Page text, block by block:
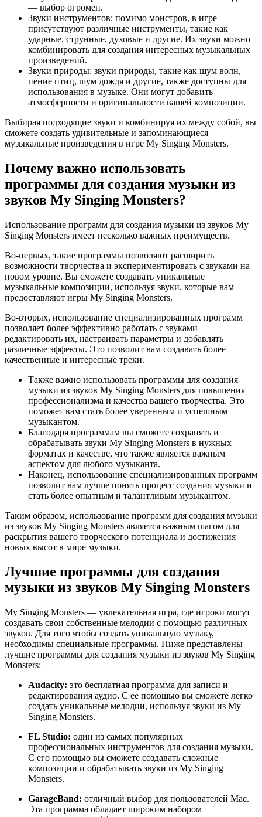
— выбор огромен.
Звуки инструментов: помимо монстров, в игре
присутствуют различные инструменты, такие как
ударные, струнные, духовые и другие. Их звуки можно
комбинировать для создания интересных музыкальных
произведений.
Звуки природы: звуки природы, такие как шум волн,
пение птиц, шум дождя и другие, также доступны для
использования в музыке. Они могут добавить
атмосферности и оригинальности вашей композиции.
Выбирая подходящие звуки и комбинируя их между собой, вы
сможете создать удивительные и запоминающиеся
музыкальные произведения в игре My Singing Monsters.
Почему важно использовать
программы для создания музыки из
звуков My Singing Monsters?
Использование программ для создания музыки из звуков My
Singing Monsters имеет несколько важных преимуществ.
Во-первых, такие программы позволяют расширить
возможности творчества и экспериментировать с звуками на
новом уровне. Вы сможете создавать уникальные
музыкальные композиции, используя звуки, которые вам
предоставляют игры My Singing Monsters.
Во-вторых, использование специализированных программ
позволяет более эффективно работать с звуками —
редактировать их, настраивать параметры и добавлять
различные эффекты. Это позволит вам создавать более
качественные и интересные треки.
Также важно использовать программы для создания
музыки из звуков My Singing Monsters для повышения
профессионализма и качества вашего творчества. Это
поможет вам стать более уверенным и успешным
музыкантом.
Благодаря программам вы сможете сохранять и
обрабатывать звуки My Singing Monsters в нужных
форматах и качестве, что также является важным
аспектом для любого музыканта.
Наконец, использование специализированных программ
позволит вам лучше понять процесс создания музыки и
стать более опытным и талантливым музыкантом.
Таким образом, использование программ для создания музыки
из звуков My Singing Monsters является важным шагом для
раскрытия вашего творческого потенциала и достижения
новых высот в мире музыки.
Лучшие программы для создания
музыки из звуков My Singing Monsters
My Singing Monsters — увлекательная игра, где игроки могут
создавать свои собственные мелодии с помощью различных
звуков. Для того чтобы создать уникальную музыку,
необходимы специальные программы. Ниже представлены
лучшие программы для создания музыки из звуков My Singing
Monsters:
Audacity: это бесплатная программа для записи и
редактирования аудио. С ее помощью вы сможете легко
создать уникальные мелодии, используя звуки из My
Singing Monsters.
FL Studio: один из самых популярных
профессиональных инструментов для создания музыки.
С его помощью вы сможете создавать сложные
композиции и обрабатывать звуки из My Singing
Monsters.
GarageBand: отличный выбор для пользователей Mac.
Эта программа обладает широким набором